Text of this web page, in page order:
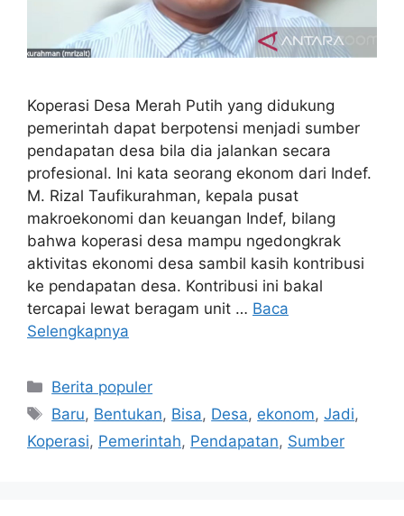
Koperasi Desa Merah Putih yang didukung
pemerintah dapat berpotensi menjadi sumber
pendapatan desa bila dia jalankan secara
profesional. Ini kata seorang ekonom dari Indef.
M. Rizal Taufikurahman, kepala pusat
makroekonomi dan keuangan Indef, bilang
bahwa koperasi desa mampu ngedongkrak
aktivitas ekonomi desa sambil kasih kontribusi
ke pendapatan desa. Kontribusi ini bakal
tercapai lewat beragam unit … Baca
Selengkapnya
Kategori
Berita populer
Tag
Baru, Bentukan, Bisa, Desa, ekonom,Jadi,
Koperasi, Pemerintah, Pendapatan, Sumber